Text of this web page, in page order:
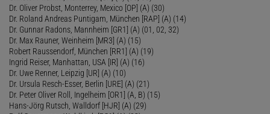
Dr. Oliver Probst, Monterrey, Mexico [OP] (A) (30)
Dr. Roland Andreas Puntigam, München [RAP] (A) (14)
Dr. Gunnar Radons, Mannheim [GR1] (A) (01, 02, 32)
Dr. Max Rauner, Weinheim [MR3] (A) (15)
Robert Raussendorf, München [RR1] (A) (19)
Ingrid Reiser, Manhattan, USA [IR] (A) (16)
Dr. Uwe Renner, Leipzig [UR] (A) (10)
Dr. Ursula Resch-Esser, Berlin [URE] (A) (21)
Dr. Peter Oliver Roll, Ingelheim [OR1] (A, B) (15)
Hans-Jörg Rutsch, Walldorf [HJR] (A) (29)